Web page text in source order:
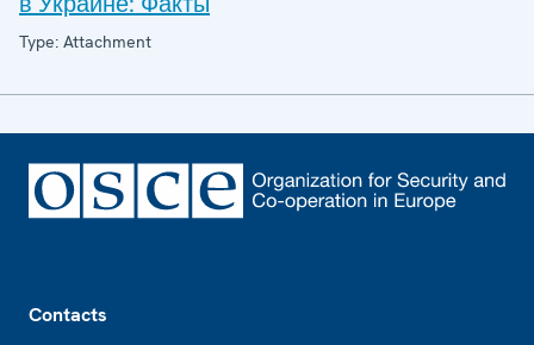
Type: Attachment
Contacts